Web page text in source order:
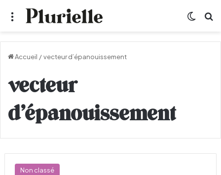
Menu
Accueil /vecteur d’épanouissement
vecteur
d’épanouissement
Non classé